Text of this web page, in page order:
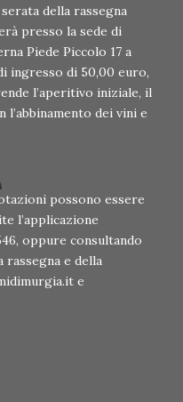
della rassegna
presso la sede di
Piede Piccolo 17 a
ingresso di 50,00 euro,
l’aperitivo iniziale, il
dei vini e
possono essere
l’applicazione
oppure consultando
e della
e